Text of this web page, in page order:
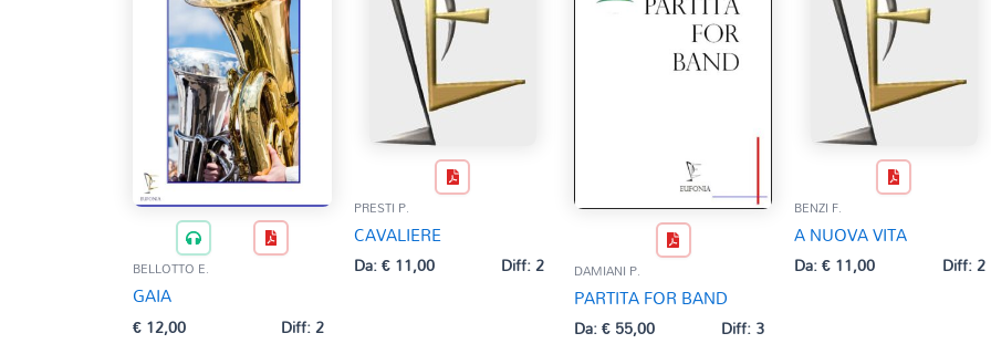
BELLOTTO E.
GAIA
€12,00 Diff: 2
PRESTI P.
CAVALIERE
Da:€11,00 Diff: 2 DAMIANI P.
PARTITA FOR BAND
Da:€55,00 Diff: 3
BENZI F.
A NUOVA VITA
Da:€11,00 Diff: 2